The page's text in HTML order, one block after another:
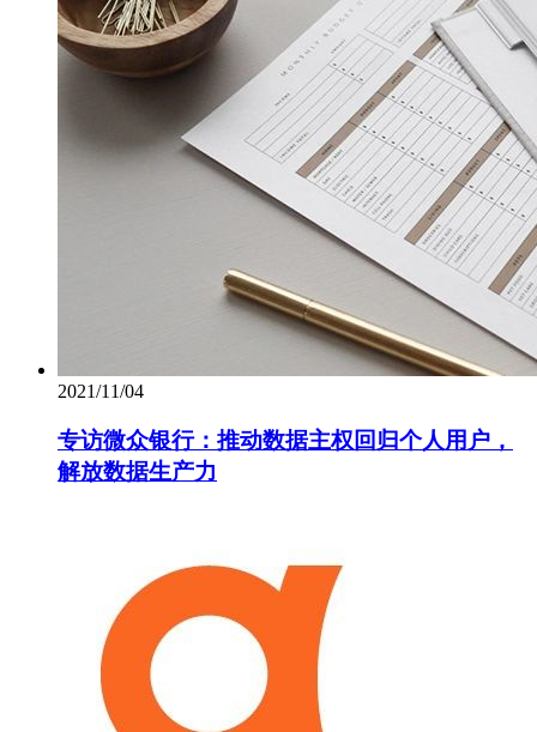
2021/11/04
专访微众银行：推动数据主权回归个人用户，
解放数据生产力